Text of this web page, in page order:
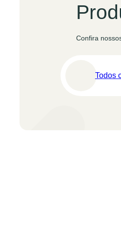
Confira
Todos